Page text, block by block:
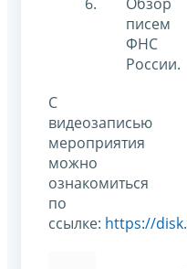
писем
ФНС
России.
С
видеозаписью
мероприятия
можно
ознакомиться
по
ссылке: https://